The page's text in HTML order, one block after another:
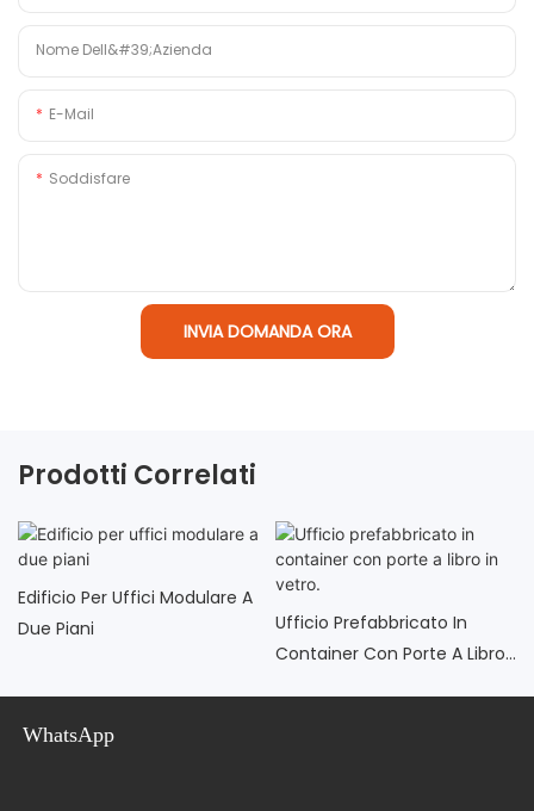
Nome Dell&#39;azienda
E-Mail
Soddisfare
INVIA DOMANDA ORA
Prodotti Correlati
Edificio Per Uffici Modulare A
Due Piani
Ufficio Prefabbricato In
Container Con Porte A Libro
WhatsApp